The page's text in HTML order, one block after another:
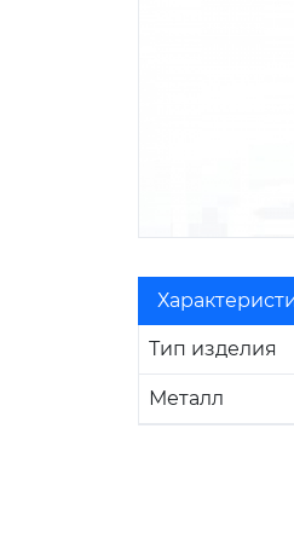
Тип изделия
Металл